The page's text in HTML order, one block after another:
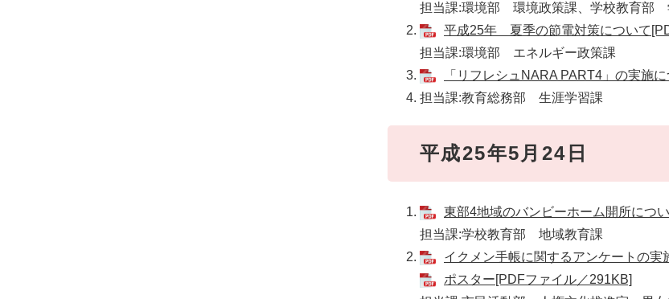
担当課:環境部 環境政策課、学校教育部
平成25年 夏季の節電対策について
担当課:環境部 エネルギー政策課
「リフレシュNARA PART4」の実施
担当課:教育総務部 生涯学習課
平成25年5月24日
東部4地域のバンビーホーム開所につ
担当課:学校教育部 地域教育課
イクメン手帳に関するアンケートの
ポスター[PDFファイル／291KB]